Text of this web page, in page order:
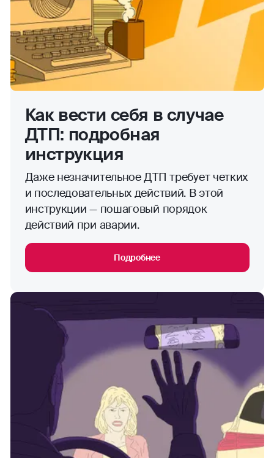
Как вести себя в случае
ДТП: подробная
инструкция
Даже незначительное ДТП требует четких
и последовательных действий. В этой
инструкции — пошаговый порядок
действий при аварии.
Подробнее